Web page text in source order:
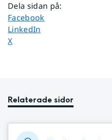
Dela sidan på:
Dela sidan på
Facebook
Dela sidan på
LinkedIn
Dela sidan på
X
Relaterade sidor